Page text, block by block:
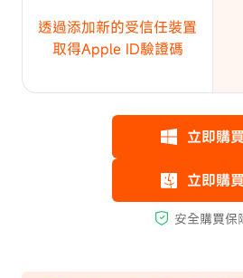
透過添加新的受信任裝置
取得Apple ID驗證碼